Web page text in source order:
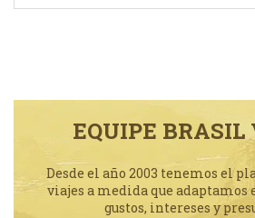
EQUIPE
Desde el año 2003 tenemos el
viajes a medida que adaptamos
gustos, intereses y